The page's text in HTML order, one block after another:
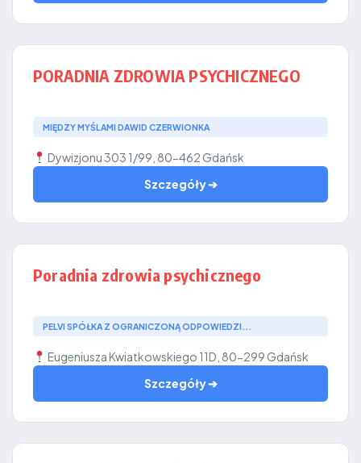
PORADNIA ZDROWIA PSYCHICZNEGO
MIĘDZY MYŚLAMI DAWID CZERWIONKA
Dywizjonu 303 1/99, 80-462 Gdańsk
Szczegóły ➔
Poradnia zdrowia psychicznego
PELVI SPÓŁKA Z OGRANICZONĄ ODPOWIEDZI...
Eugeniusza Kwiatkowskiego 11D, 80-299 Gdańsk
Szczegóły ➔